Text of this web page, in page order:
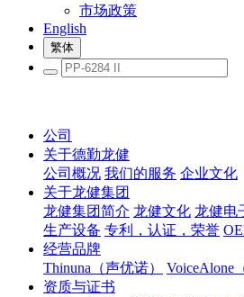
市场政策
English
繁体
公司
关于德勤龙健
公司概况 我们的服务 企业文化
关于龙健集团
龙健集团简介 龙健文化 龙健电
生产设备 专利，认证，荣誉
经营品牌
Thinuna（声优诺）
VoiceAlone
资质与证书